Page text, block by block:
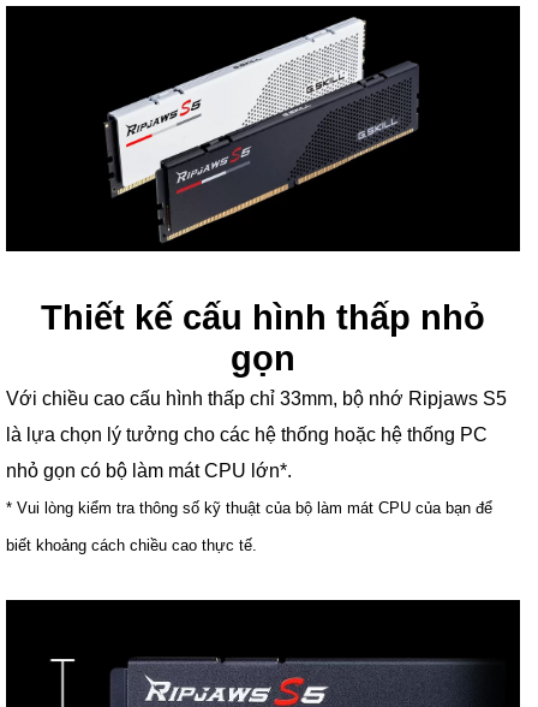
Thiết kế cấu hình thấp nhỏ
gọn
Với chiều cao cấu hình thấp chỉ 33mm, bộ nhớ Ripjaws S5
là lựa chọn lý tưởng cho các hệ thống hoặc hệ thống PC
nhỏ gọn có bộ làm mát CPU lớn*.
* Vui lòng kiểm tra thông số kỹ thuật của bộ làm mát CPU của bạn để
biết khoảng cách chiều cao thực tế.